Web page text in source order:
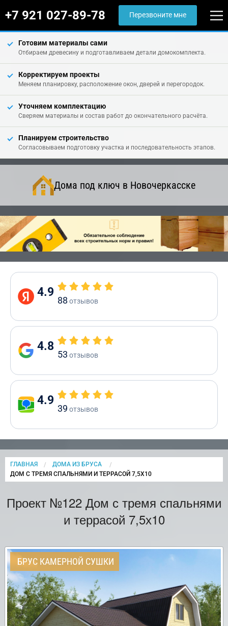
+7 921 027-89-78 Перезвоните мне
Готовим материалы сами
Отбираем древесину и подготавливаем детали домокомплекта.
Корректируем проекты
Меняем планировку, расположение окон, дверей и перегородок.
Уточняем комплектацию
Сверяем материалы и состав работ до окончательного расчёта.
Планируем строительство
Согласовываем подготовку участка и последовательность этапов.
Дома под ключ в Новочеркасске
4.9
88 отзывов
4.8
53 отзывов
4.9
39 отзывов
ГЛАВНАЯ
ДОМА ИЗ БРУСА
CURRENT:
ДОМ С ТРЕМЯ СПАЛЬНЯМИ И ТЕРРАСОЙ 7,5Х10
Проект №122 Дом с тремя спальнями
и террасой 7,5х10
БРУС КАМЕРНОЙ СУШКИ